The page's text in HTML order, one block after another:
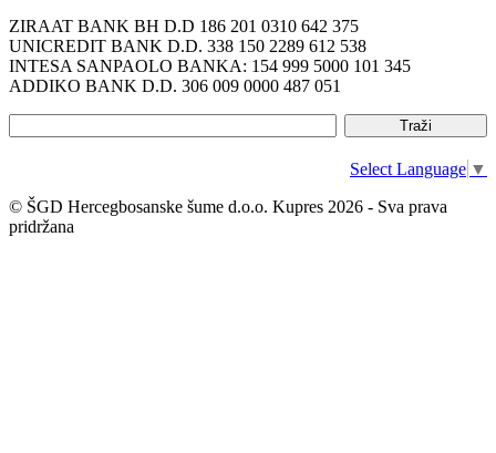
ZIRAAT BANK BH D.D 186 201 0310 642 375
UNICREDIT BANK D.D. 338 150 2289 612 538
INTESA SANPAOLO BANKA: 154 999 5000 101 345
ADDIKO BANK D.D. 306 009 0000 487 051
Select Language ▼
© ŠGD Hercegbosanske šume d.o.o. Kupres 2026 - Sva prava
pridržana